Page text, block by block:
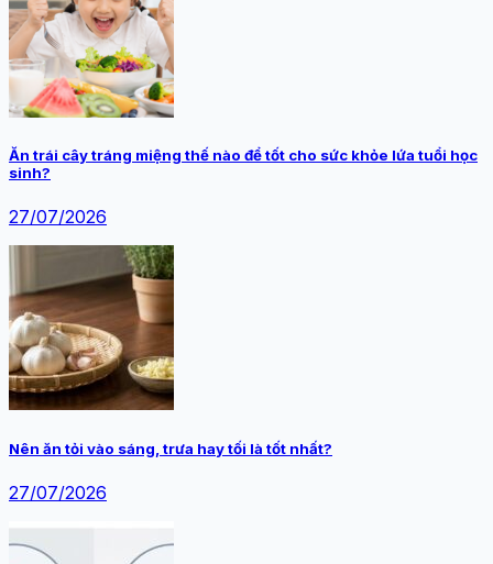
Ăn trái cây tráng miệng thế nào để tốt cho sức khỏe lứa tuổi học
sinh?
27/07/2026
Nên ăn tỏi vào sáng, trưa hay tối là tốt nhất?
27/07/2026